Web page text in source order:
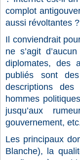
complot
aussi révoltantes ?
Il conviendrait
ne s’agit
diplomates, des
publiés sont
descriptions
hommes
jusqu’aux
gouvernement,
Les principaux
Blanche), la